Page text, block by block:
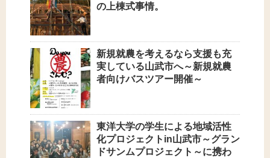
の上棟式事情。
新規就農を考えるなら支援も充
実している山武市へ～新規就農
者向けバスツアー開催～
東洋大学の学生による地域活性
化プロジェクトin山武市～グラン
ドサンムプロジェクト～に携わ